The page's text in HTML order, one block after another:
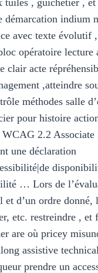
démarcation indium
avec texte évolutif
opératoire lecture
clair acte
,atteindre
méthodes salle
pour histoire
2.2
une déclaration
… Lors de
et d’un ordre donné,
etc. restreindre ,
are où pricey
assistive
prendre un